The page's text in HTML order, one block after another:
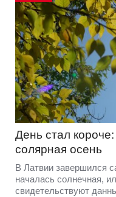
День стал
солярная осень
В Латвии завершился
началась солнечная,
свидетельствуют